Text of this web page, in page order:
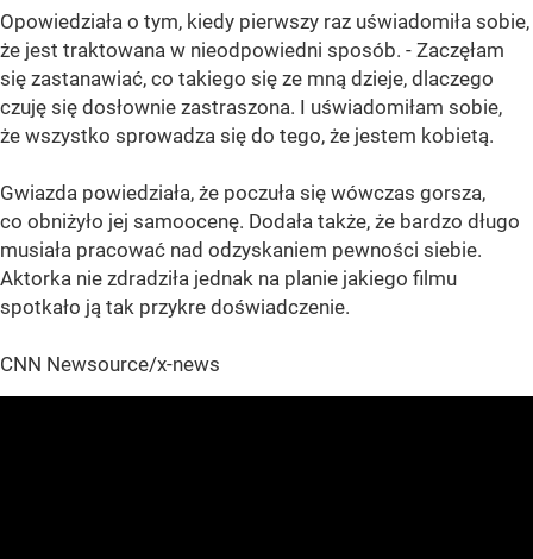
Opowiedziała o tym, kiedy pierwszy raz uświadomiła sobie,
że jest traktowana w nieodpowiedni sposób. - Zaczęłam
się zastanawiać, co takiego się ze mną dzieje, dlaczego
czuję się dosłownie zastraszona. I uświadomiłam sobie,
że wszystko sprowadza się do tego, że jestem kobietą.
Gwiazda powiedziała, że poczuła się wówczas gorsza,
co obniżyło jej samoocenę. Dodała także, że bardzo długo
musiała pracować nad odzyskaniem pewności siebie.
Aktorka nie zdradziła jednak na planie jakiego filmu
spotkało ją tak przykre doświadczenie.
CNN Newsource/x-news